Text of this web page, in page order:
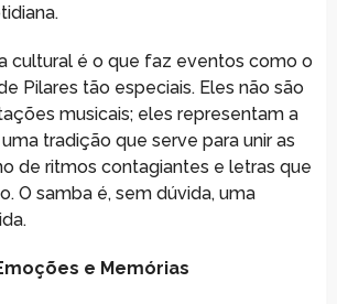
cultural é o que faz eventos como o
Pilares tão especiais. Eles não são
musicais; eles representam a
tradição que serve para unir as
de ritmos contagiantes e letras que
O samba é, sem dúvida, uma
e Memórias